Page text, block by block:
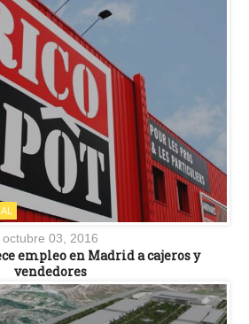
octubre 03, 2016
empleo en Madrid a cajeros y
vendedores